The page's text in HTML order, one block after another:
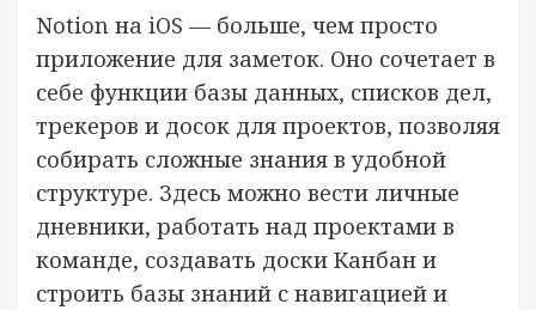
Notion на iOS — больше, чем просто
приложение для заметок. Оно сочетает в
себе функции базы данных, списков дел,
трекеров и досок для проектов, позволяя
собирать сложные знания в удобной
структуре. Здесь можно вести личные
дневники, работать над проектами в
команде, создавать доски Канбан и
строить базы знаний с навигацией и